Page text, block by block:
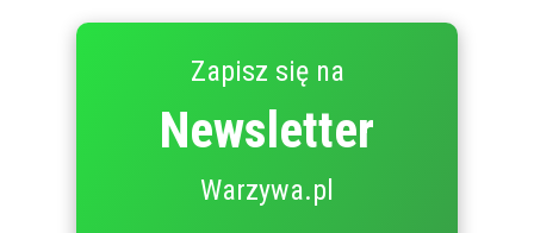
Zapisz się na
Newsletter
Warzywa.pl